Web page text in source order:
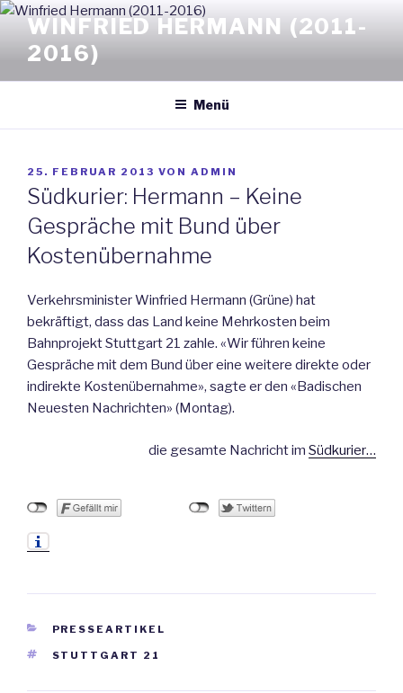
Zum
Inhalt
springen
WINFRIED HERMANN (2011-
2016)
Menü
VERÖFFENTLICHT
AM
25. FEBRUAR 2013 VON ADMIN
Südkurier: Hermann – Keine
Gespräche mit Bund über
Kostenübernahme
Verkehrsminister Winfried Hermann (Grüne) hat
bekräftigt, dass das Land keine Mehrkosten beim
Bahnprojekt Stuttgart 21 zahle. «Wir führen keine
Gespräche mit dem Bund über eine weitere direkte oder
indirekte Kostenübernahme», sagte er den «Badischen
Neuesten Nachrichten» (Montag).
die gesamte Nachricht im Südkurier…
KATEGORIEN
PRESSEARTIKEL
SCHLAGWÖRTER
STUTTGART 21